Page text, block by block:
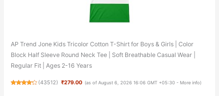
AP Trend Jone Kids Tricolor Cotton T-Shirt for Boys & Girls | Color
Block Half Sleeve Round Neck Tee | Soft Breathable Casual Wear |
Regular Fit | Ages 2-16 Years
(43512) ₹279.00 (as of August 6, 2026 16:06 GMT +05:30 - More info)